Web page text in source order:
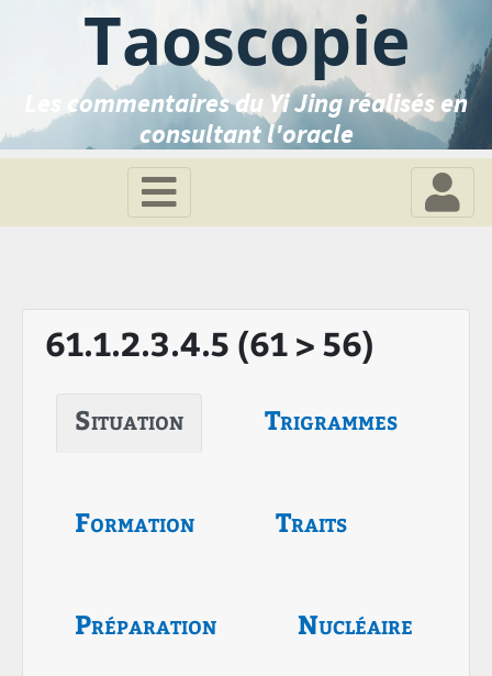
Taoscopie
Les commentaires du Yi Jing réalisés en
consultant l'oracle
61.1.2.3.4.5 (61 > 56)
Situation Trigrammes
Formation Traits
Préparation Nucléaire